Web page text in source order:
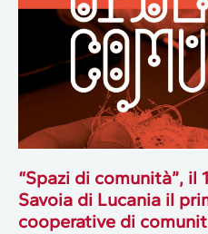
“Spazi di comunità”, il
Savoia di Lucania il
cooperative di